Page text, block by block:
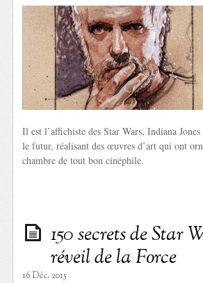
Il est l’affichiste des Star Wars, Indiana
le futur, réalisant des œuvres d’art qui ont
chambre de tout bon cinéphile.
150 secrets de Star
réveil de la Force
16 Déc. 2015